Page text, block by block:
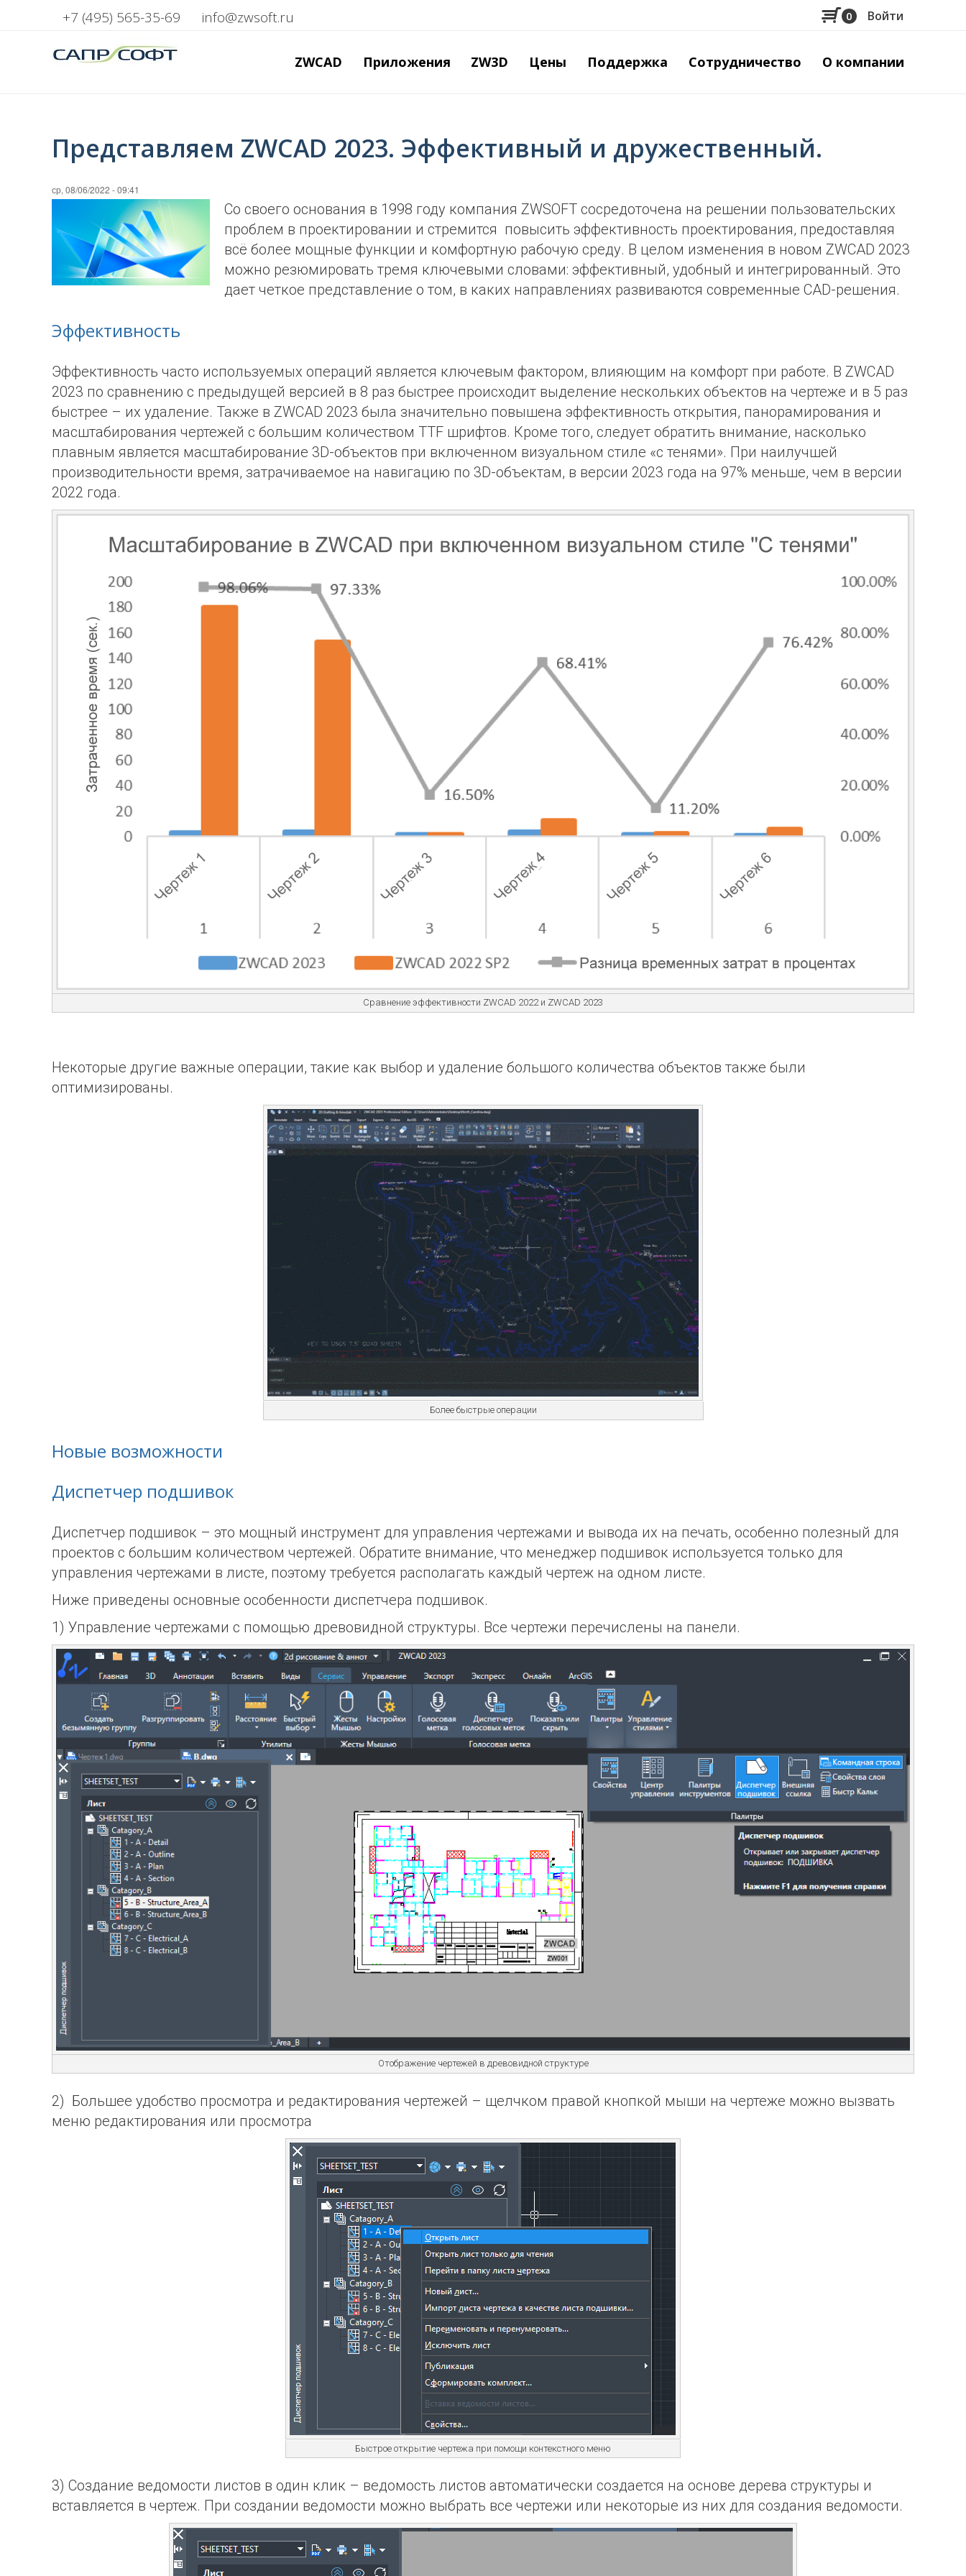
содержанию
+7 (495) 565-35-69 info@zwsoft.ru 0
учётной
Войти
ZWCAD Приложения ZW3D Цены Поддержка Сотрудничество О компании
Представляем ZWCAD 2023. Эффективный и дружественный.
ср, 08/06/2022 - 09:41
Со своего основания в 1998 году компания ZWSOFT сосредоточена на решении пользовательских
проблем в проектировании и стремится повысить эффективность проектирования, предоставляя
всё более мощные функции и комфортную рабочую среду. В целом изменения в новом ZWCAD 2023
можно резюмировать тремя ключевыми словами: эффективный, удобный и интегрированный. Это
дает четкое представление о том, в каких направлениях развиваются современные CAD-решения.
Эффективность
Эффективность часто используемых операций является ключевым фактором, влияющим на комфорт при работе. В ZWCAD
2023 по сравнению с предыдущей версией в 8 раз быстрее происходит выделение нескольких объектов на чертеже и в 5 раз
быстрее – их удаление. Также в ZWCAD 2023 была значительно повышена эффективность открытия, панорамирования и
масштабирования чертежей с большим количеством TTF шрифтов. Кроме того, следует обратить внимание, насколько
плавным является масштабирование 3D-объектов при включенном визуальном стиле «с тенями». При наилучшей
производительности время, затрачиваемое на навигацию по 3D-объектам, в версии 2023 года на 97% меньше, чем в версии
2022 года.
Cравнение эффективности ZWCAD 2022 и ZWCAD 2023
Некоторые другие важные операции, такие как выбор и удаление большого количества объектов также были
оптимизированы.
Более быстрые операции
Новые возможности
Диспетчер подшивок
Диспетчер подшивок – это мощный инструмент для управления чертежами и вывода их на печать, особенно полезный для
проектов с большим количеством чертежей. Обратите внимание, что менеджер подшивок используется только для
управления чертежами в листе, поэтому требуется располагать каждый чертеж на одном листе.
Ниже приведены основные особенности диспетчера подшивок.
1) Управление чертежами с помощью древовидной структуры. Все чертежи перечислены на панели.
Отображение чертежей в древовидной структуре
2) Большее удобство просмотра и редактирования чертежей – щелчком правой кнопкой мыши на чертеже можно вызвать
меню редактирования или просмотра
Быстрое открытие чертежа при помощи контекстного меню
3) Создание ведомости листов в один клик – ведомость листов автоматически создается на основе дерева структуры и
вставляется в чертеж. При создании ведомости можно выбрать все чертежи или некоторые из них для создания ведомости.